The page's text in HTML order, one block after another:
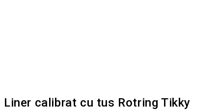
Liner calibrat cu tus Rotring Tikky